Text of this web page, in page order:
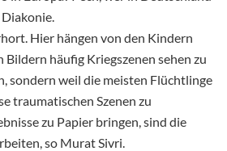
Hier hängen von den Kindern
häufig Kriegszenen sehen zu
sondern weil die meisten Flüchtlinge
traumatischen Szenen zu
zu Papier bringen, sind die
so Murat Sivri.